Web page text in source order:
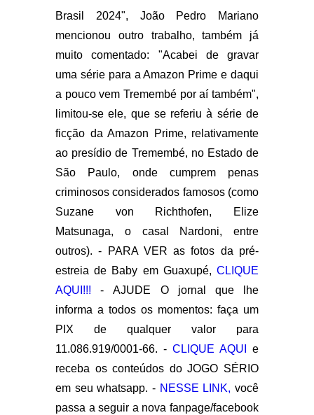
Brasil 2024", João Pedro Mariano
mencionou outro trabalho, também já
muito comentado: "Acabei de gravar
uma série para a Amazon Prime e daqui
a pouco vem Tremembé por aí também",
limitou-se ele, que se referiu à série de
ficção da Amazon Prime, relativamente
ao presídio de Tremembé, no Estado de
São Paulo, onde cumprem penas
criminosos considerados famosos (como
Suzane von Richthofen, Elize
Matsunaga, o casal Nardoni, entre
outros). - PARA VER as fotos da pré-
estreia de Baby em Guaxupé, CLIQUE
AQUI!!! - AJUDE O jornal que lhe
informa a todos os momentos: faça um
PIX de qualquer valor para
11.086.919/0001-66. - CLIQUE AQUI
e
receba os conteúdos do JOGO SÉRIO
em seu whatsapp. - NESSE LINK, você
passa a seguir a nova fanpage/facebook